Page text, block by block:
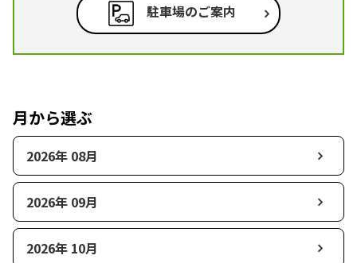
駐車場のご案内
月から選ぶ
2026年 08月
2026年 09月
2026年 10月